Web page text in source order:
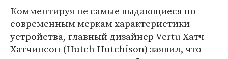
Комментируя не самые выдающиеся по
современным меркам характеристики
устройства, главный дизайнер Vertu Хатч
Хатчинсон (Hutch Hutchison) заявил, что